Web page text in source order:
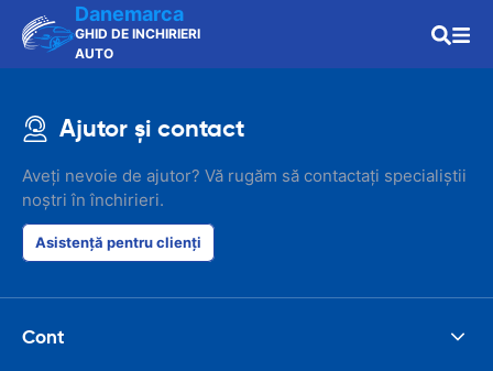
Danemarca
GHID DE INCHIRIERI
AUTO
Ajutor și contact
Aveți nevoie de ajutor? Vă rugăm să contactați specialiștii
noștri în închirieri.
Asistență pentru clienți
Cont